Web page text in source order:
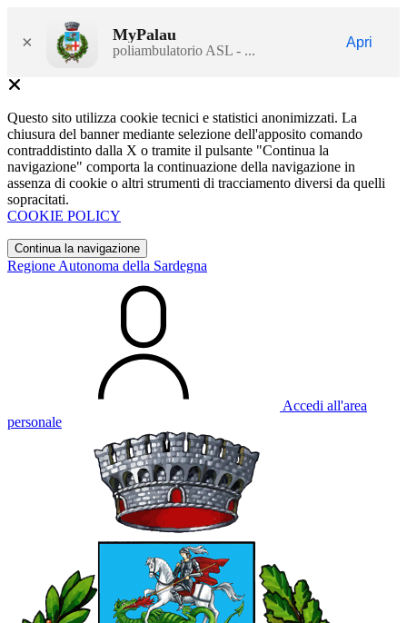
× MyPalau
poliambulatorio ASL - ...
Apri
Questo sito utilizza cookie tecnici e statistici anonimizzati. La
chiusura del banner mediante selezione dell'apposito comando
contraddistinto dalla X o tramite il pulsante "Continua la
navigazione" comporta la continuazione della navigazione in
assenza di cookie o altri strumenti di tracciamento diversi da quelli
sopracitati.
COOKIE POLICY
Continua la navigazione
Regione Autonoma della Sardegna
Accedi all'area
personale